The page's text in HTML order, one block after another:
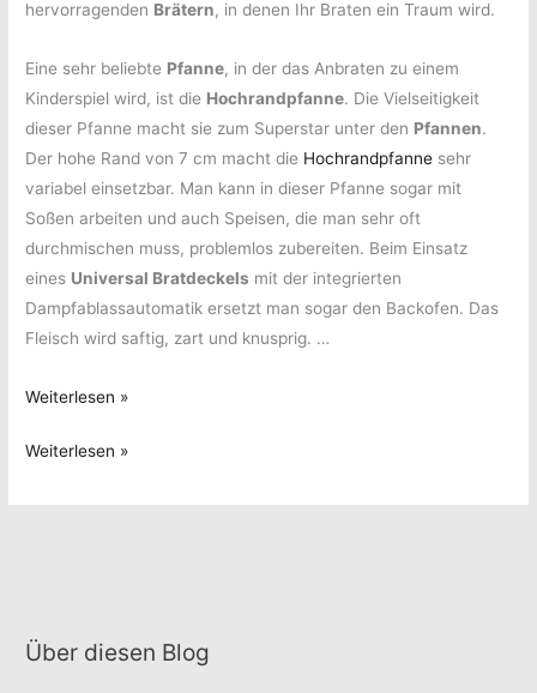
hervorragenden Brätern, in denen Ihr Braten ein Traum wird.
Eine sehr beliebte Pfanne, in der das Anbraten zu einem
Kinderspiel wird, ist die Hochrandpfanne. Die Vielseitigkeit
dieser Pfanne macht sie zum Superstar unter den Pfannen.
Der hohe Rand von 7 cm macht die Hochrandpfanne sehr
variabel einsetzbar. Man kann in dieser Pfanne sogar mit
Soßen arbeiten und auch Speisen, die man sehr oft
durchmischen muss, problemlos zubereiten. Beim Einsatz
eines Universal Bratdeckels mit der integrierten
Dampfablassautomatik ersetzt man sogar den Backofen. Das
Fleisch wird saftig, zart und knusprig. …
Gelungenes
mit
Weiterlesen »
Gelungenes
Weiterlesen »
Über diesen Blog